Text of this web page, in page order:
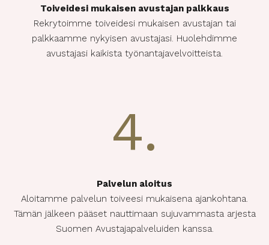
Toiveidesi mukaisen avustajan palkkaus
Rekrytoimme toiveidesi mukaisen avustajan tai
palkkaamme nykyisen avustajasi. Huolehdimme
avustajasi kaikista työnantajavelvoitteista.
4.
Palvelun aloitus
Aloitamme palvelun toiveesi mukaisena ajankohtana.
Tämän jälkeen pääset nauttimaan sujuvammasta arjesta
Suomen Avustajapalveluiden kanssa.